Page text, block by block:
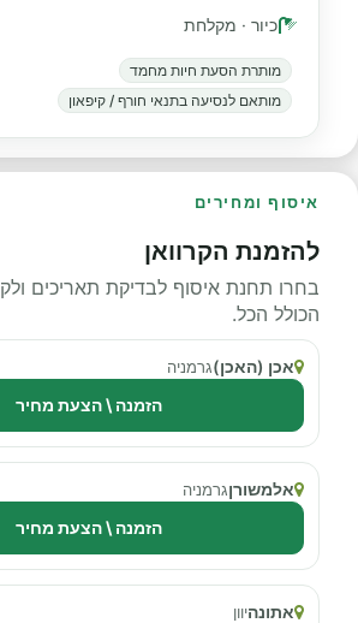
כיור · מקלחת
מותרת הסעת חיות מחמד
מותאם לנסיעה בתנאי חורף / קיפאון
איסוף ומחירים
להזמנת הקרוואן
בחרו תחנת איסוף לבדיקת תאריכים
הכולל הכל.
אכן (האכן)גרמניה
הזמנה \ הצעת מחיר
אלמשורןגרמניה
הזמנה \ הצעת מחיר
אתונהיוון